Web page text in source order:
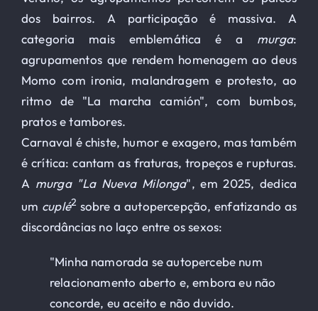
dos bairros. A participação é massiva. A
categoria mais emblemática é a murga:
agrupamentos que rendem homenagem ao deus
Momo com ironia, malandragem e protesto, ao
ritmo de "La marcha camión", com bumbos,
pratos e tambores.
Carnaval é chiste, humor e exagero, mas também
é crítica: cantam as fraturas, tropeços e rupturas.
A murga "La Nueva Milonga", em 2025, dedica
um cuplé2 sobre a autopercepção, enfatizando as
discordâncias no laço entre os sexos:
"Minha namorada se autopercebe num
relacionamento aberto e, embora eu não
concorde, eu aceito e não duvido.